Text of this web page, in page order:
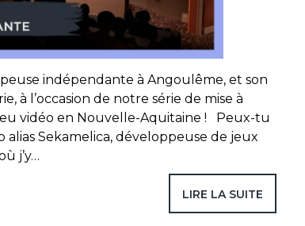
indépendante à Angoulême, et son
à l’occasion de notre série de mise à
vidéo en Nouvelle-Aquitaine ! Peux-tu
alias Sekamelica, développeuse de jeux
j’y…
LIRE LA SUITE